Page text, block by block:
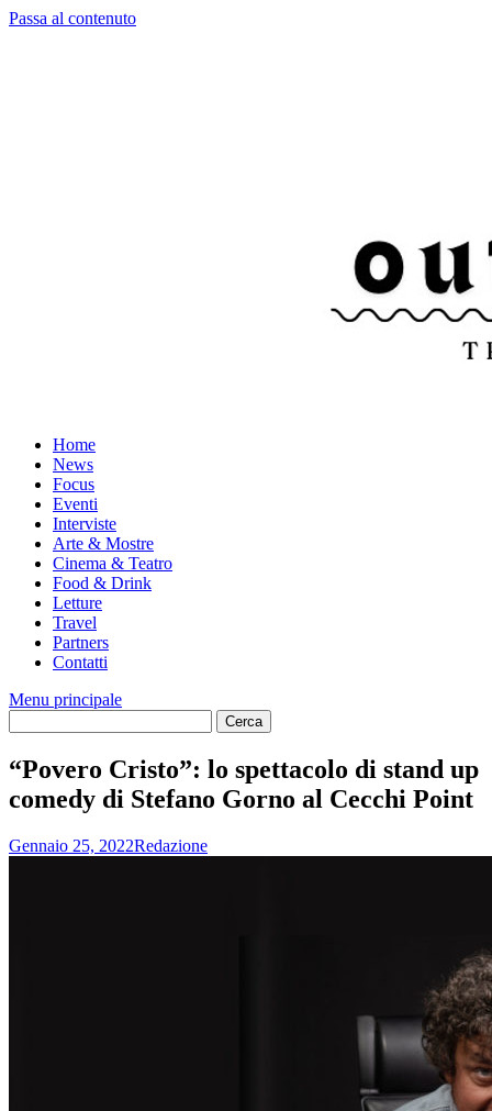
Passa al contenuto
Home
News
Focus
Eventi
Interviste
Arte & Mostre
Cinema & Teatro
Food & Drink
Letture
Travel
Partners
Contatti
Menu principale
“Povero Cristo”: lo spettacolo di stand up
comedy di Stefano Gorno al Cecchi Point
Gennaio 25, 2022Redazione